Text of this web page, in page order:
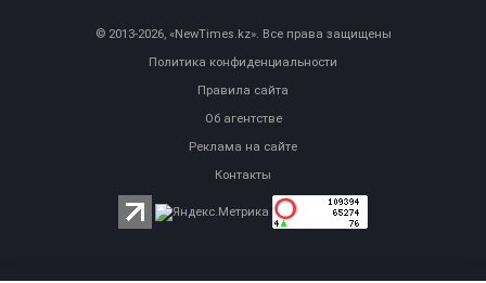
© 2013-2026, «NewTimes.kz». Все права защищены
Политика конфиденциальности
Правила сайта
Об агентстве
Реклама на сайте
Контакты